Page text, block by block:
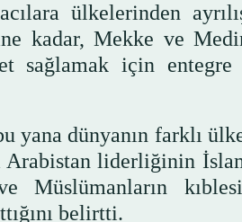
ülkelerinden
kadar, Mekke ve
sağlamak için entegre
yana dünyanın farklı
Arabistan liderliğinin
Müslümanların
belirtti.